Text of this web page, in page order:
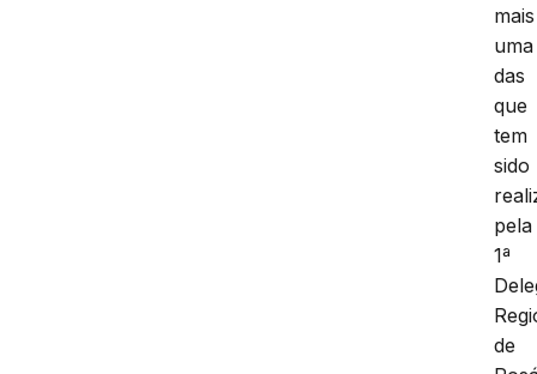
mais
uma
das
que
tem
sido
pela
1ª
de